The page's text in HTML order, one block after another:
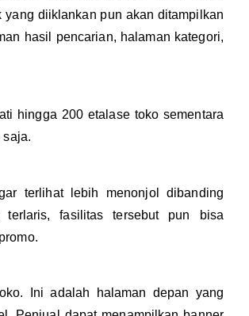
yang diiklankan pun akan ditampilkan
hasil pencarian, halaman kategori,
hingga 200 etalase toko sementara
saja.
terlihat lebih menonjol dibanding
fasilitas tersebut pun bisa
Ini adalah halaman depan yang